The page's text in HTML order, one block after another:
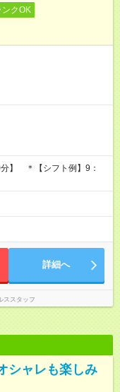
ンクOK
】 ＊【シフト例】9：
詳細へ
ススタッフ
シャレも楽しみ